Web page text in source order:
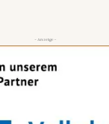
- Anzeige -